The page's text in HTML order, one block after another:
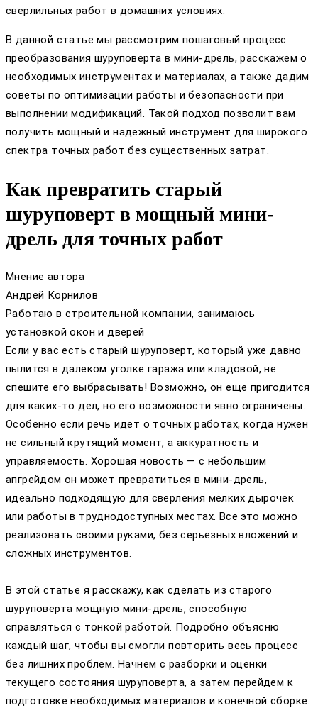
сверлильных работ в домашних условиях.
В данной статье мы рассмотрим пошаговый процесс
преобразования шуруповерта в мини-дрель, расскажем о
необходимых инструментах и материалах, а также дадим
советы по оптимизации работы и безопасности при
выполнении модификаций. Такой подход позволит вам
получить мощный и надежный инструмент для широкого
спектра точных работ без существенных затрат.
Как превратить старый
шуруповерт в мощный мини-
дрель для точных работ
Мнение автора
Андрей Корнилов
Работаю в строительной компании, занимаюсь
установкой окон и дверей
Если у вас есть старый шуруповерт, который уже давно
пылится в далеком уголке гаража или кладовой, не
спешите его выбрасывать! Возможно, он еще пригодится
для каких-то дел, но его возможности явно ограничены.
Особенно если речь идет о точных работах, когда нужен
не сильный крутящий момент, а аккуратность и
управляемость. Хорошая новость — с небольшим
апгрейдом он может превратиться в мини-дрель,
идеально подходящую для сверления мелких дырочек
или работы в труднодоступных местах. Все это можно
реализовать своими руками, без серьезных вложений и
сложных инструментов.
В этой статье я расскажу, как сделать из старого
шуруповерта мощную мини-дрель, способную
справляться с тонкой работой. Подробно объясню
каждый шаг, чтобы вы смогли повторить весь процесс
без лишних проблем. Начнем с разборки и оценки
текущего состояния шуруповерта, а затем перейдем к
подготовке необходимых материалов и конечной сборке.